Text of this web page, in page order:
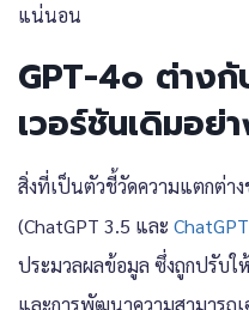
แน่นอน
GPT-4o ต่างกั
เวอร์ชันเดิมอย่
สิ่งที่เป็นตัวชี้วัดความแตกต่าง
(ChatGPT 3.5 และ
ประมวลผลข้อมูล ซึ่งถูกปรับใ
และการพัฒนาความสามารถเ